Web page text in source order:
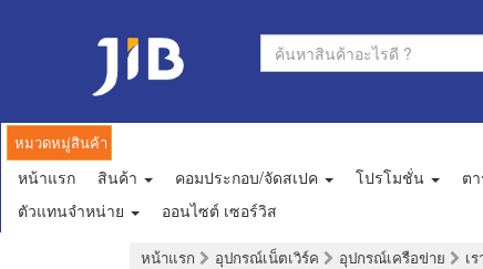
หมวดหมู่สินค้า
หน้าแรก สินค้า คอมประกอบ/จัดสเปค โปรโมชั่น ต
ตัวแทนจำหน่าย
ออนไซต์ เซอร์วิส
หน้าแรก อุปกรณ์เน็ตเวิร์ค อุปกรณ์เครือข่าย เ